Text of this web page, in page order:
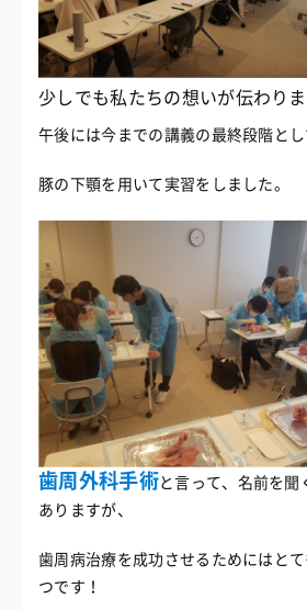
少しでも私たちの想いが伝わり
午後には今までの講義の最終段階とし
豚の下顎を用いて実習をしました。
歯周外科手術と言って、名前を聞
ありますが、
歯周病治療を成功させるためにはと
つです！